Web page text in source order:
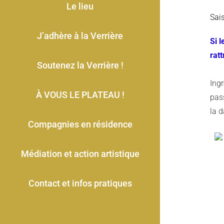
Le lieu
J’adhère à la Verrière
Soutenez la Verrière !
À VOUS LE PLATEAU !
Compagnies en résidence
Médiation et action artistique
Contact et infos pratiques
Si
la